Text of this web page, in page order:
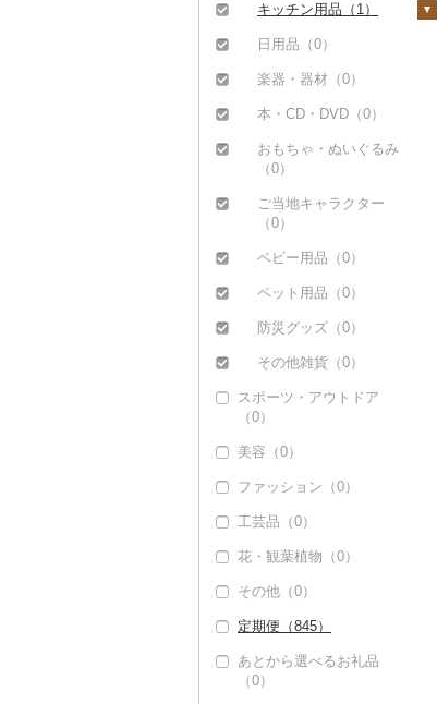
大福（0）
その他和菓子（4）
燻製（スモーク）
キッチン用品（1）
包丁（0）
フライパン（0）
鍋（0）
まな板（0）
その他キッチン用品
日用品（0）
楽器・器材（0）
本・CD・DVD（0）
おもちゃ・ぬいぐるみ
（0）
ご当地キャラクター
（0）
ベビー用品（0）
ペット用品（0）
防災グッズ（0）
その他雑貨（0）
スポーツ・アウトドア
（0）
美容（0）
ファッション（0）
工芸品（0）
花・観葉植物（0）
その他（0）
定期便（845）
あとから選べるお礼品
（0）